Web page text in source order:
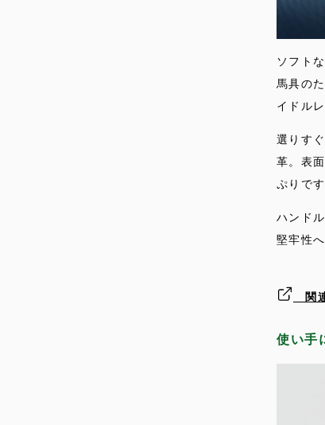
ソフト
馬具の
イドル
選りす
革。表
ぷりです
ハンド
堅牢性
関
使い手